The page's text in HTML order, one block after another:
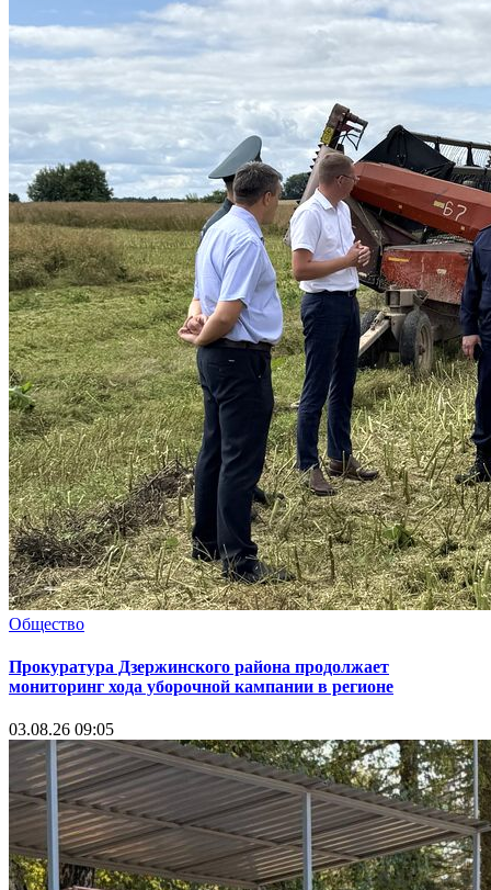
Общество
Прокуратура Дзержинского района продолжает
мониторинг хода уборочной кампании в регионе
03.08.26 09:05